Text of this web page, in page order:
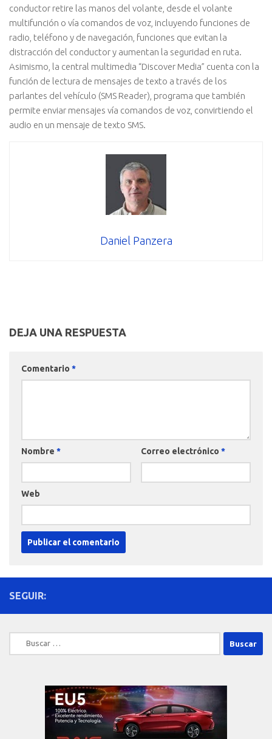
conductor retire las manos del volante, desde el volante
multifunción o vía comandos de voz, incluyendo funciones de
radio, teléfono y de navegación, funciones que evitan la
distracción del conductor y aumentan la seguridad en ruta.
Asimismo, la central multimedia “Discover Media” cuenta con la
función de lectura de mensajes de texto a través de los
parlantes del vehículo (SMS Reader), programa que también
permite enviar mensajes vía comandos de voz, convirtiendo el
audio en un mensaje de texto SMS.
Daniel Panzera
DEJA UNA RESPUESTA
Comentario *
Nombre * Correo electrónico *
Web
SEGUIR:
Buscar: